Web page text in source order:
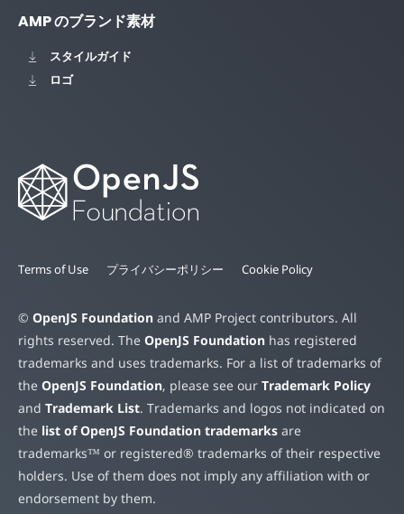
AMP のブランド素材
スタイルガイド
ロゴ
Terms of Use プライバシーポリシー Cookie Policy
© OpenJS Foundation and AMP Project contributors. All
rights reserved. The OpenJS Foundation has registered
trademarks and uses trademarks. For a list of trademarks of
the OpenJS Foundation, please see our Trademark Policy
and Trademark List. Trademarks and logos not indicated on
the list of OpenJS Foundation trademarks are
trademarks™ or registered® trademarks of their respective
holders. Use of them does not imply any affiliation with or
endorsement by them.